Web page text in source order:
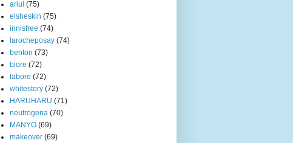
ariul (75)
elsheskin (75)
innisfree (74)
larocheposay (74)
benton (73)
biore (72)
labore (72)
whitestory (72)
HARUHARU (71)
neutrogena (70)
MANYO (69)
makeover (69)